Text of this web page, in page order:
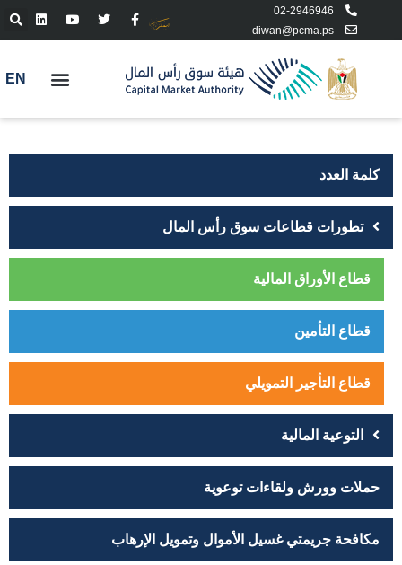
02-2946946
diwan@pcma.ps
EN
كلمة العدد
تطورات قطاعات سوق رأس المال
قطاع الأوراق المالية
قطاع التأمين
قطاع التأجير التمويلي
التوعية المالية
حملات وورش ولقاءات توعوية
مكافحة جريمتي غسيل الأموال وتمويل الإرهاب